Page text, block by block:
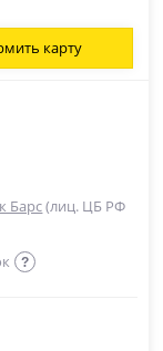
карту
Барс(лиц. ЦБ РФ
?